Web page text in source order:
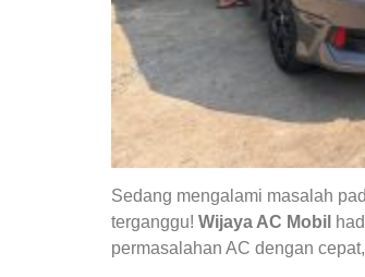
Sedang mengalami masalah
terganggu! Wijaya AC Mobil
permasalahan AC dengan